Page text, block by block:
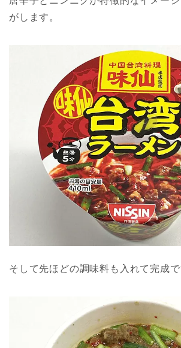
がします。
そして先ほどの調味料も入れて完成で